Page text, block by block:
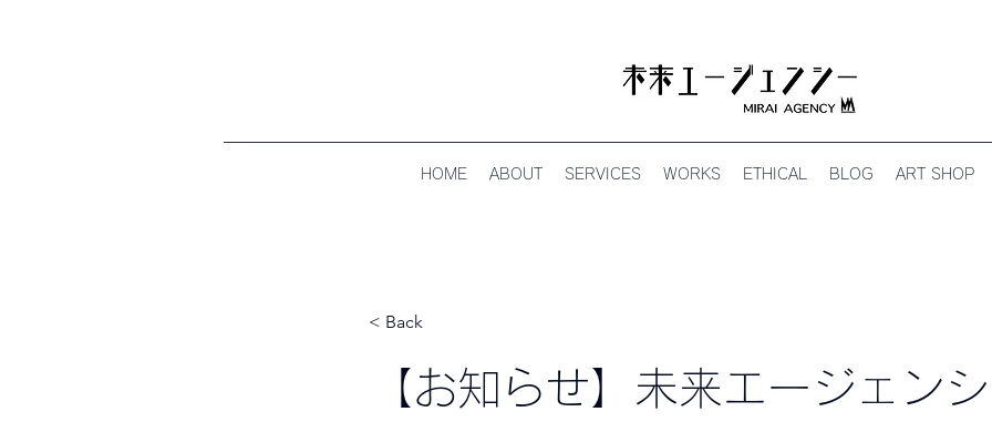
HOME ABOUT SERVICES WORKS ETHICAL BLOG ART SHOP
< Back
【お知らせ】未来エージェン